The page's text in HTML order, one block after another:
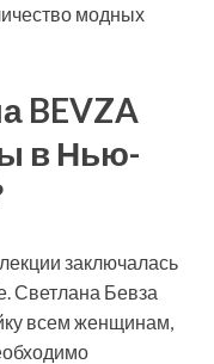
модных
BEVZA
в Нью-
заключалась
Светлана Бевза
всем женщинам,